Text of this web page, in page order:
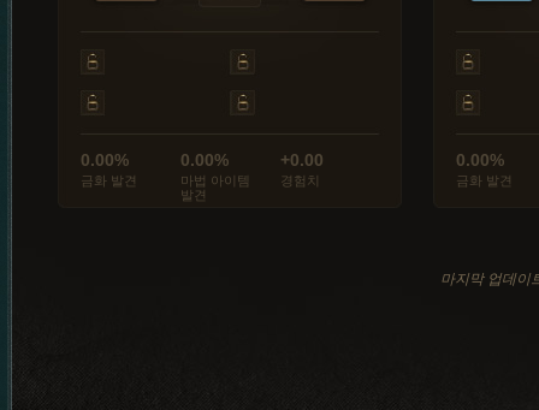
0.00%
금화 발견
0.00%
마법 아이템
발견
+0.00
경험치
0.00%
금화 발견
마지막 업데이